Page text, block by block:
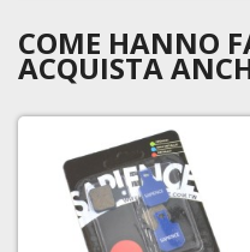
COME HANNO
ACQUISTA